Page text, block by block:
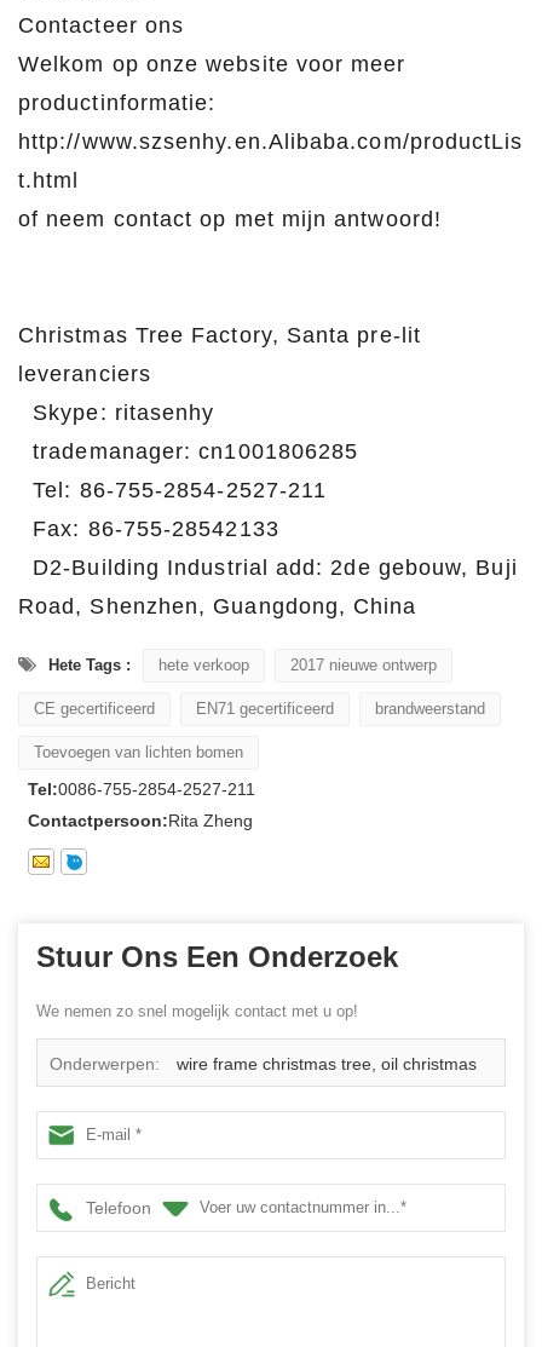
Contacteer ons
Welkom op onze website voor meer
productinformatie:
http://www.szsenhy.en.Alibaba.com/productLis
t.html
of neem contact op met mijn antwoord!
Christmas Tree Factory, Santa pre-lit
leveranciers
Skype: ritasenhy
trademanager: cn1001806285
Tel: 86-755-2854-2527-211
Fax: 86-755-28542133
D2-Building Industrial add: 2de gebouw, Buji
Road, Shenzhen, Guangdong, China
Hete Tags : hete verkoop 2017 nieuwe ontwerp
CE gecertificeerd EN71 gecertificeerd brandweerstand
Toevoegen van lichten bomen
Tel:0086-755-2854-2527-211
Contactpersoon:Rita Zheng
Stuur Ons Een Onderzoek
We nemen zo snel mogelijk contact met u op!
Onderwerpen: wire frame christmas tree, oil christmas
tree led, christmas cone tree light
Telefoon